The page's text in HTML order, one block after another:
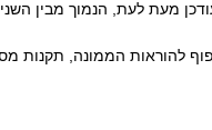
מעת לעת, הנמוך מבין
הממונה, תקנות מס